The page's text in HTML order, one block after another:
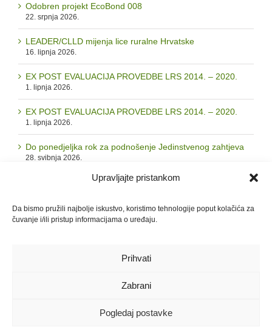
Upravljajte pristankom
Da bismo pružili najbolje iskustvo, koristimo tehnologije poput kolačića za
čuvanje i/ili pristup informacijama o uređaju.
Prihvati
Zabrani
Pogledaj postavke
Odobren projekt EcoBond 008
22. srpnja 2026.
LEADER/CLLD mijenja lice ruralne Hrvatske
16. lipnja 2026.
EX POST EVALUACIJA PROVEDBE LRS 2014. – 2020.
1. lipnja 2026.
EX POST EVALUACIJA PROVEDBE LRS 2014. – 2020.
1. lipnja 2026.
Do ponedjeljka rok za podnošenje Jedinstvenog zahtjeva
28. svibnja 2026.
Arhiva
© 2026. LAG "Zrinska gora - Turopolje" | Sva prava pridržana |